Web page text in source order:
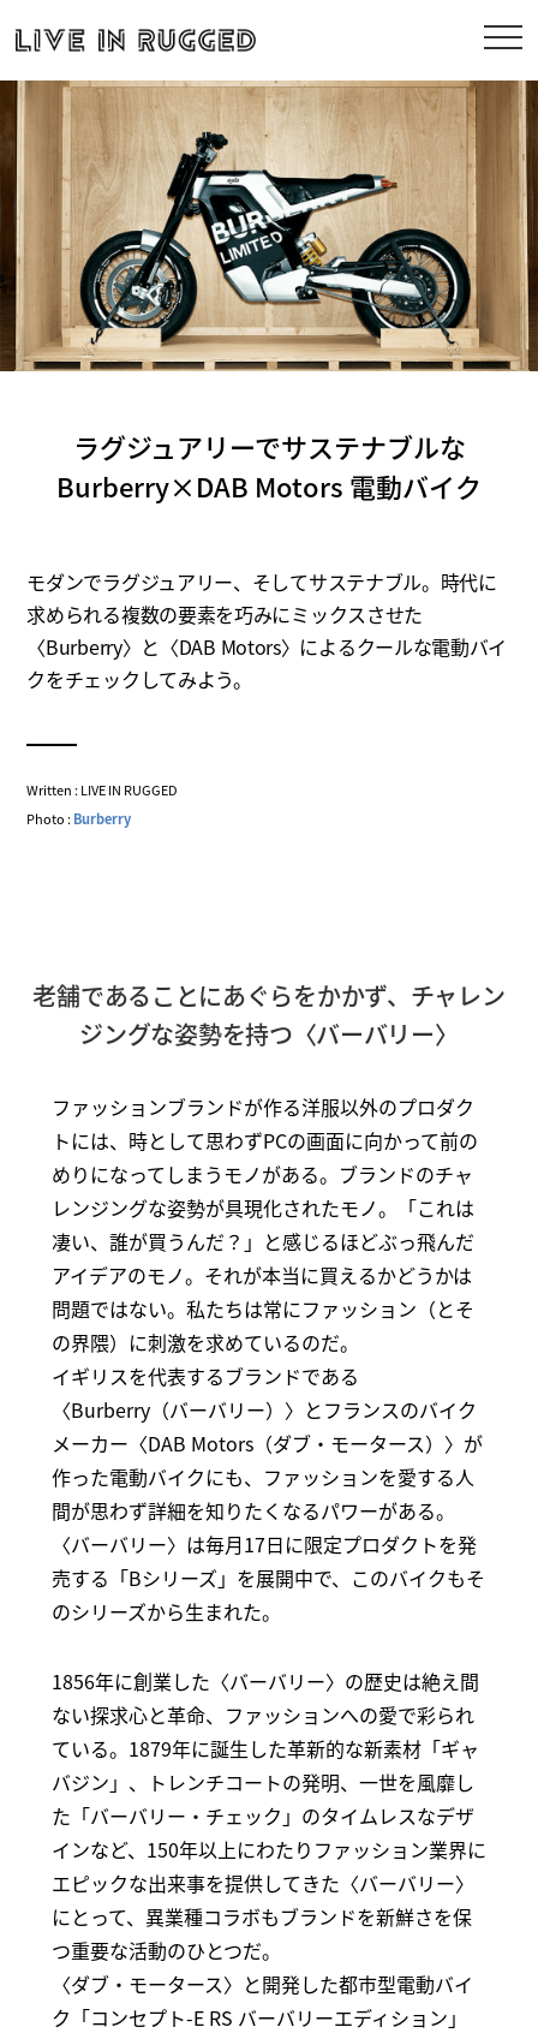
ラグジュアリーでサステナブルな
Burberry×DAB Motors 電動バイク
モダンでラグジュアリー、そしてサステナブル。時代に
求められる複数の要素を巧みにミックスさせた
〈Burberry〉と〈DAB Motors〉によるクールな電動バイ
クをチェックしてみよう。
Written : LIVE IN RUGGED
Photo :Burberry
老舗であることにあぐらをかかず、チャレン
ジングな姿勢を持つ〈バーバリー〉
ファッションブランドが作る洋服以外のプロダク
トには、時として思わずPCの画面に向かって前の
めりになってしまうモノがある。ブランドのチャ
レンジングな姿勢が具現化されたモノ。「これは
凄い、誰が買うんだ？」と感じるほどぶっ飛んだ
アイデアのモノ。それが本当に買えるかどうかは
問題ではない。私たちは常にファッション（とそ
の界隈）に刺激を求めているのだ。
イギリスを代表するブランドである
〈Burberry（バーバリー）〉とフランスのバイク
メーカー〈DAB Motors（ダブ・モータース）〉が
作った電動バイクにも、ファッションを愛する人
間が思わず詳細を知りたくなるパワーがある。
〈バーバリー〉は毎月17日に限定プロダクトを発
売する「Bシリーズ」を展開中で、このバイクもそ
のシリーズから生まれた。
1856年に創業した〈バーバリー〉の歴史は絶え間
ない探求心と革命、ファッションへの愛で彩られ
ている。1879年に誕生した革新的な新素材「ギャ
バジン」、トレンチコートの発明、一世を風靡し
た「バーバリー・チェック」のタイムレスなデザ
インなど、150年以上にわたりファッション業界に
エピックな出来事を提供してきた〈バーバリー〉
にとって、異業種コラボもブランドを新鮮さを保
つ重要な活動のひとつだ。
〈ダブ・モータース〉と開発した都市型電動バイ
ク「コンセプト-E RS バーバリーエディション」